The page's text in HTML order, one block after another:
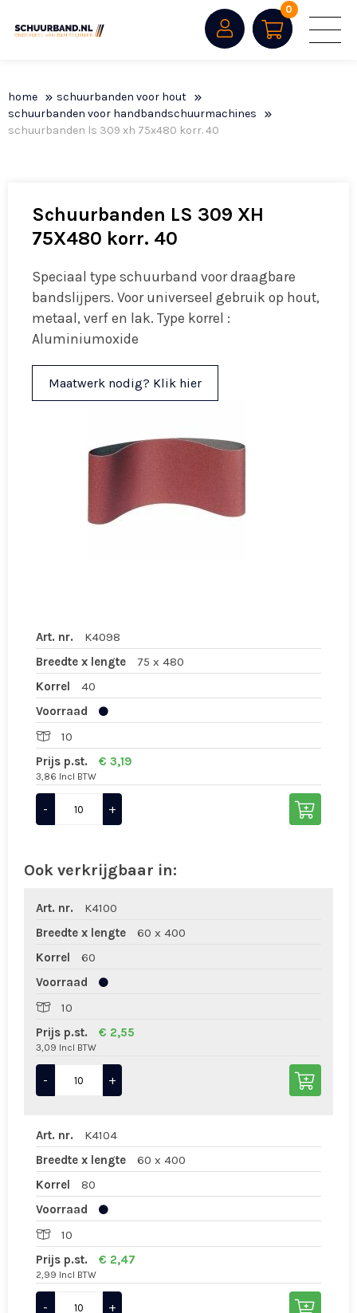
0
home
schuurbanden voor hout
schuurbanden voor handbandschuurmachines
schuurbanden ls 309 xh 75x480 korr. 40
Schuurbanden LS 309 XH
75X480 korr. 40
Speciaal type schuurband voor draagbare
bandslijpers. Voor universeel gebruik op hout,
metaal, verf en lak. Type korrel :
Aluminiumoxide
Maatwerk nodig? Klik hier
Art. nr.
K4098
Breedte x lengte
75 x 480
Korrel
40
Voorraad
10
Prijs p.st.
€ 3,19
3,86 Incl BTW
- +
Ook verkrijgbaar in:
Art. nr.
K4100
Breedte x lengte
60 x 400
Korrel
60
Voorraad
10
Prijs p.st.
€ 2,55
3,09 Incl BTW
- +
Art. nr.
K4104
Breedte x lengte
60 x 400
Korrel
80
Voorraad
10
Prijs p.st.
€ 2,47
2,99 Incl BTW
- +